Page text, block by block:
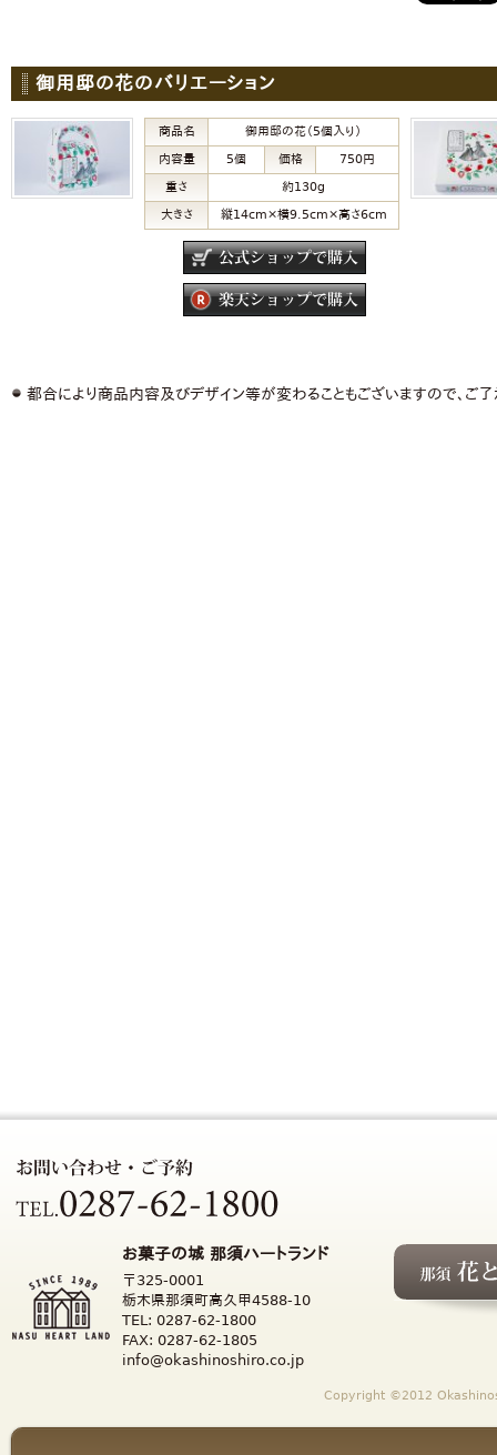
御用邸の花のバリエーション
商品名
御用邸の花（5個入り）
内容量
5個 価格
750円
重さ
約130g
大きさ
縦14cm×横9.5cm×高さ6cm
都合により商品内容及びデザイン等が変わることもございますので、ご了
お菓子の城 那須ハートランド
〒325-0001
栃木県那須町高久甲4588-10
TEL: 0287-62-1800
FAX: 0287-62-1805
info@okashinoshiro.co.jp
Copyright ©2012